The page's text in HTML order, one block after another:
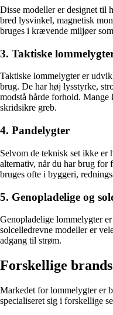
Disse modeller er designet til
bred lysvinkel, magnetisk
bruges i krævende miljøer
3. Taktiske
Taktiske lommelygter er
brug. De har høj lysstyrke,
modstå hårde forhold. Mange
skridsikre greb.
4. Pandelygter
Selvom de teknisk set ikke er
alternativ, når du har brug
bruges ofte i byggeri,
5. Genopladelige og
Genopladelige lommelygter
solcelledrevne modeller er
adgang til strøm.
Forskellige
Markedet for lommelygter er
specialiseret sig i forskellige